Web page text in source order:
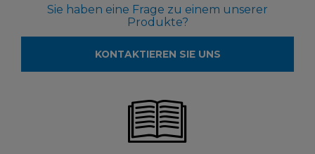
Sie haben eine Frage zu einem unserer
Produkte?
KONTAKTIEREN SIE UNS